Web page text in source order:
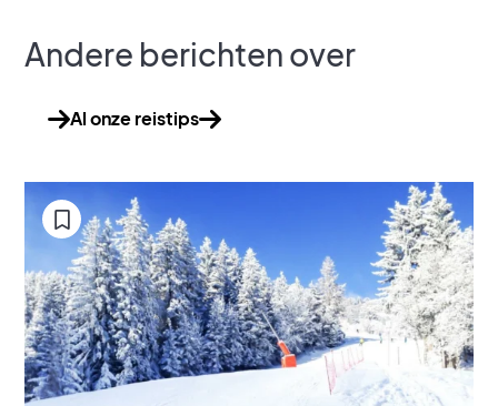
Andere berichten over
Al onze reistips